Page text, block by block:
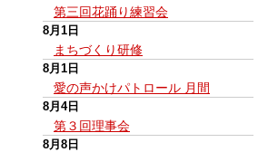
第三回花踊り練習会
8月1日
まちづくり研修
8月1日
愛の声かけパトロール 月間
8月4日
第３回理事会
8月8日